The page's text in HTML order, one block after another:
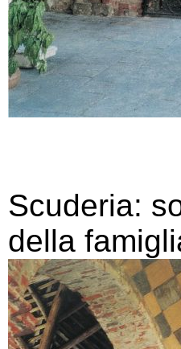
Scuderia:
della